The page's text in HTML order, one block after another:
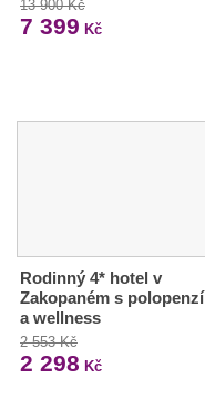
13 900 Kč
7 399 Kč
Rodinný 4* hotel v
Zakopaném s polopenzí
a wellness
2 553 Kč
2 298 Kč